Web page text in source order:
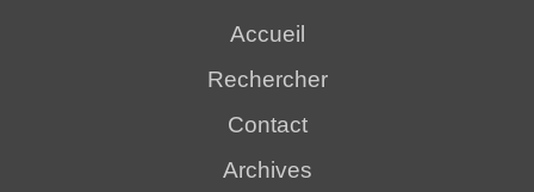
Accueil
Rechercher
Contact
Archives